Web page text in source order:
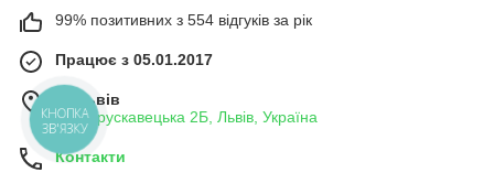
99% позитивних з 554 відгуків за рік
Працює з 05.01.2017
м. Львів
вул. Трускавецька 2Б, Львів, Україна
Контакти
КНОПКА
ЗВ'ЯЗКУ